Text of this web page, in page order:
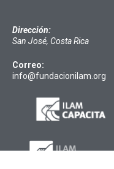
Dirección:
San José, Costa Rica
Correo:
info@fundacionilam.org